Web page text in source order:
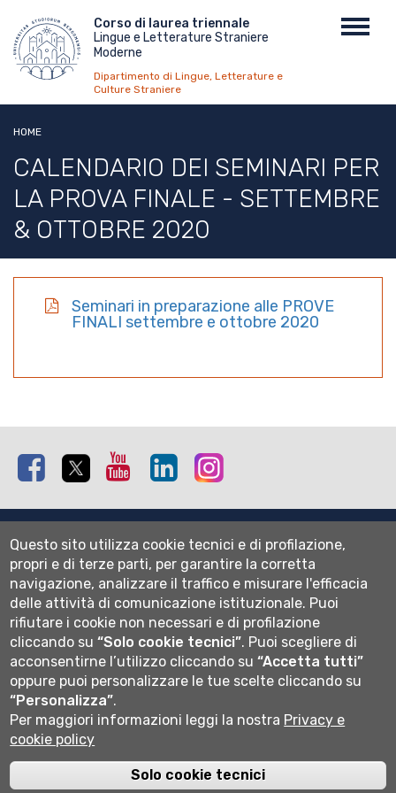
contenuto
principale
Menu
top
Corso di laurea triennale
Lingue e Letterature Straniere
Moderne
Dipartimento di Lingue, Letterature e
Culture Straniere
HOME
CALENDARIO DEI SEMINARI PER
LA PROVA FINALE - SETTEMBRE
& OTTOBRE 2020
Seminari in preparazione alle PROVE
FINALI settembre e ottobre 2020
Facebook Twitter Youtube Linkedin
Mappa del sito
Normativa cookie
Informativa privacy
Cookie settings
Wi-fi
Webmail
Università degli studi di Bergamo
Cod. Fiscale 80004350163
P.IVA 01612800167
Questo sito utilizza cookie tecnici e di profilazione,
propri e di terze parti, per garantire la corretta
navigazione, analizzare il traffico e misurare l'efficacia
delle attività di comunicazione istituzionale. Puoi
rifiutare i cookie non necessari e di profilazione
cliccando su“Solo cookie tecnici”. Puoi scegliere di
acconsentirne l’utilizzo cliccando su“Accetta tutti”
oppure puoi personalizzare le tue scelte cliccando su
“Personalizza”.
Per maggiori informazioni leggi la nostra Privacy e
cookie policy
Solo cookie tecnici